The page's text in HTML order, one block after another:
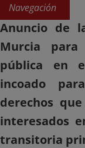
Navegación
Anuncio de
Murcia
pública en
incoado
derechos
interesados
transitoria